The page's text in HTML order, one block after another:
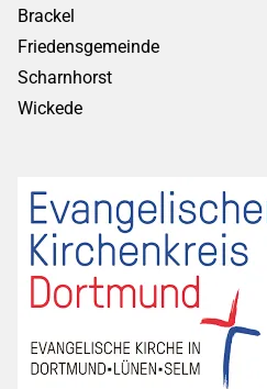
Brackel
Friedensgemeinde
Scharnhorst
Wickede